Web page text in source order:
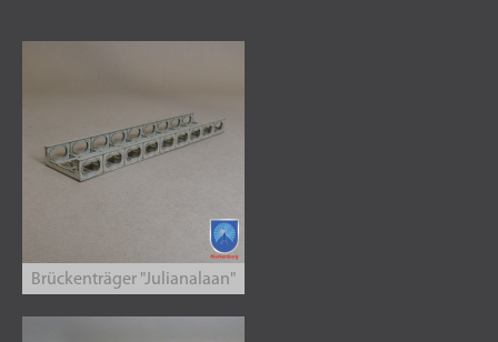
Brückenträger "Julianalaan"